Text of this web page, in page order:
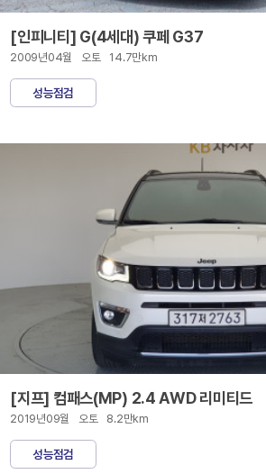
[인피니티] G(4세대) 쿠페 G37
2009년04월 오토 14.7만km
성능점검
[지프] 컴패스(MP) 2.4 AWD 리미티드
2019년09월 오토 8.2만km
성능점검